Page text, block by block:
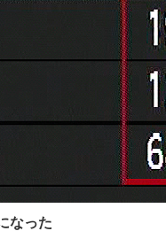
なった